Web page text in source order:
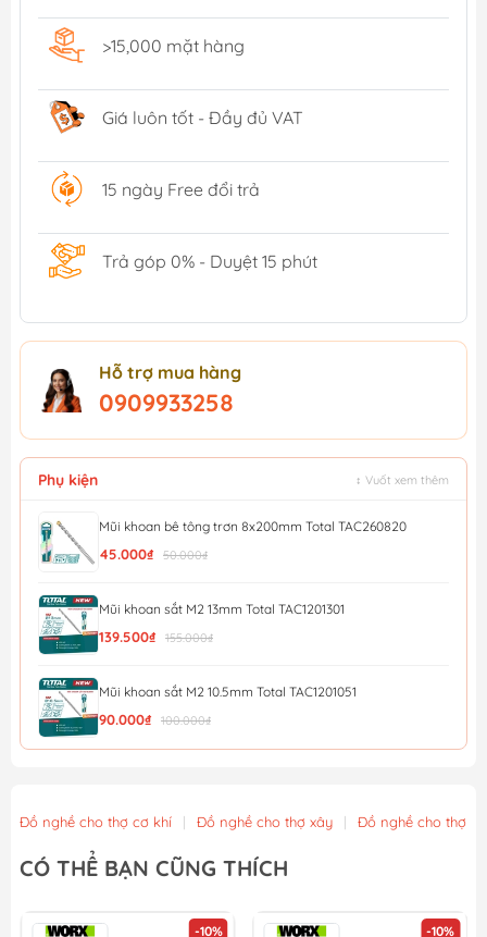
>15,000 mặt hàng
Giá luôn tốt - Đầy đủ VAT
15 ngày Free đổi trả
Trả góp 0% - Duyệt 15 phút
Hỗ trợ mua hàng
0909933258
Phụ kiện ↕ Vuốt xem thêm
Mũi khoan bê tông trơn 8x200mm Total TAC260820
45.000₫ 50.000₫
Mũi khoan sắt M2 13mm Total TAC1201301
139.500₫ 155.000₫
Mũi khoan sắt M2 10.5mm Total TAC1201051
90.000₫ 100.000₫
Khay đựng mũi khoan vặn vít bằng nhựa, có đế từ tính...
90.250₫
Đồ nghề cho thợ cơ khí | Đồ nghề cho thợ xây | Đồ nghề cho thợ
CÓ THỂ BẠN CŨNG THÍCH
-10% -12%